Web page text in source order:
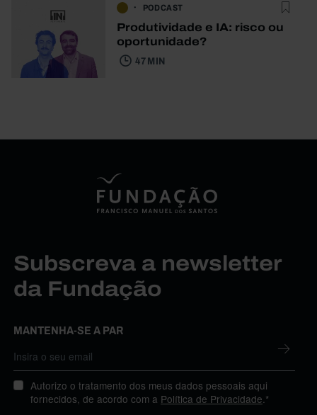
PODCAST
Produtividade e IA: risco ou
oportunidade?
47 MIN
Subscreva a newsletter
da Fundação
MANTENHA-SE A PAR
Autorizo o tratamento dos meus dados pessoais aqui
fornecidos, de acordo com a Política de Privacidade .*